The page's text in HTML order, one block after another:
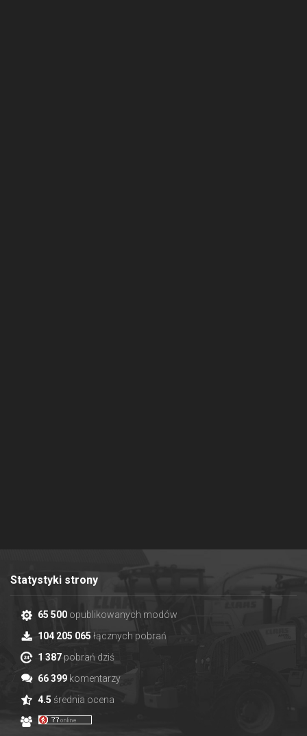
Statystyki strony
65 500 opublikowanych modów
104 205 065 łącznych pobrań
1 387 pobrań dziś
66 399 komentarzy
4.5 średnia ocena